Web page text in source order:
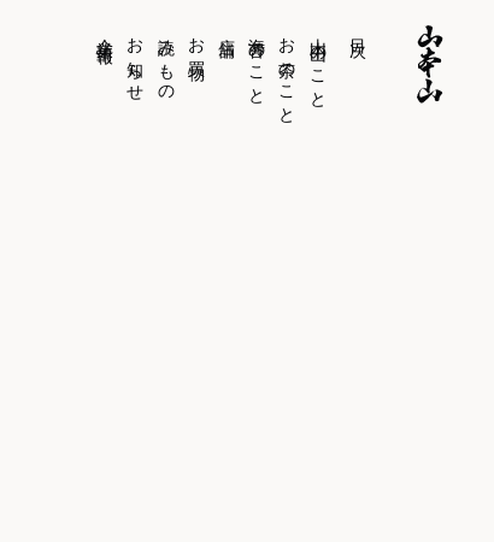
山本山のこと
お茶のこと
海苔のこと
お買物
読みもの
お知らせ